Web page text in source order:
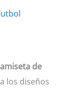
de
los diseños